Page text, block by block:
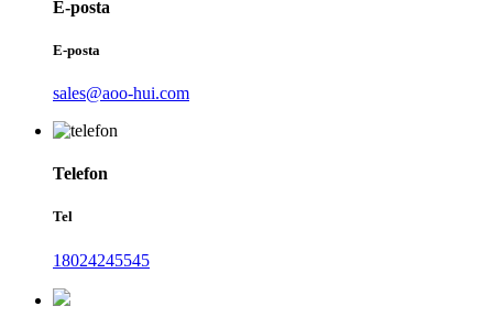
E-posta
E-posta
sales@aoo-hui.com
Telefon
Tel
18024245545